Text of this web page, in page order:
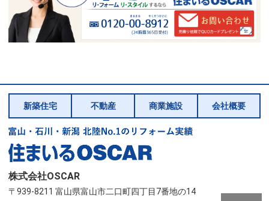
新築住宅 不動産 商業施設 会社概要
株式会社OSCAR
〒939-8211 富山県富山市二口町四丁目7番地の14